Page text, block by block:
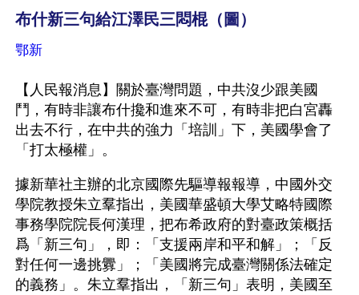
布什新三句給江澤民三悶棍（圖）
鄂新
【人民報消息】關於臺灣問題，中共沒少跟美國
鬥，有時非讓布什攙和進來不可，有時非把白宮轟
出去不行，在中共的強力「培訓」下，美國學會了
「打太極權」。
據新華社主辦的北京國際先驅導報報導，中國外交
學院教授朱立羣指出，美國華盛頓大學艾略特國際
事務學院院長何漢理，把布希政府的對臺政策概括
爲「新三句」，即：「支援兩岸和平和解」；「反
對任何一邊挑釁」；「美國將完成臺灣關係法確定
的義務」。朱立羣指出，「新三句」表明，美國至